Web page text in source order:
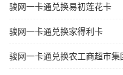
骏网一卡通兑换易初莲花卡
骏网一卡通兑换家得利卡
骏网一卡通兑换农工商超市集